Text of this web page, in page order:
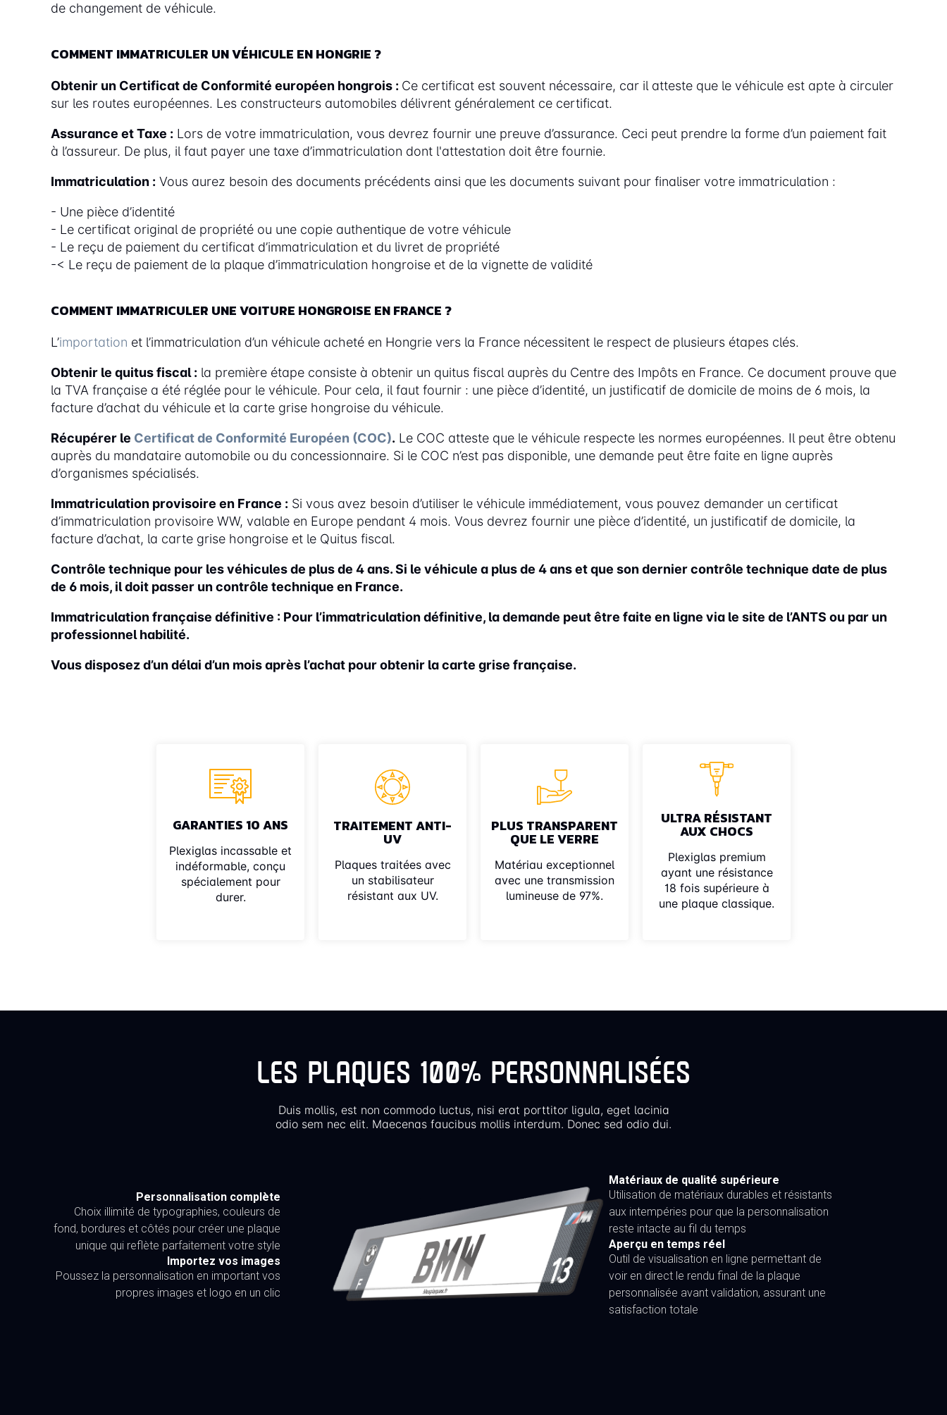
de changement de véhicule.
COMMENT IMMATRICULER UN VÉHICULE EN HONGRIE ?
Obtenir un Certificat de Conformité européen hongrois : Ce certificat est souvent nécessaire, car il atteste que le véhicule est apte à circuler
sur les routes européennes. Les constructeurs automobiles délivrent généralement ce certificat.
Assurance et Taxe : Lors de votre immatriculation, vous devrez fournir une preuve d’assurance. Ceci peut prendre la forme d’un paiement fait
à l’assureur. De plus, il faut payer une taxe d’immatriculation dont l'attestation doit être fournie.
Immatriculation : Vous aurez besoin des documents précédents ainsi que les documents suivant pour finaliser votre immatriculation :
- Une pièce d’identité
- Le certificat original de propriété ou une copie authentique de votre véhicule
- Le reçu de paiement du certificat d’immatriculation et du livret de propriété
-< Le reçu de paiement de la plaque d’immatriculation hongroise et de la vignette de validité
COMMENT IMMATRICULER UNE VOITURE HONGROISE EN FRANCE ?
L’importation et l’immatriculation d’un véhicule acheté en Hongrie vers la France nécessitent le respect de plusieurs étapes clés.
Obtenir le quitus fiscal : la première étape consiste à obtenir un quitus fiscal auprès du Centre des Impôts en France. Ce document prouve que
la TVA française a été réglée pour le véhicule. Pour cela, il faut fournir : une pièce d’identité, un justificatif de domicile de moins de 6 mois, la
facture d’achat du véhicule et la carte grise hongroise du véhicule.
Récupérer le Certificat de Conformité Européen (COC). Le COC atteste que le véhicule respecte les normes européennes. Il peut être obtenu
auprès du mandataire automobile ou du concessionnaire. Si le COC n’est pas disponible, une demande peut être faite en ligne auprès
d’organismes spécialisés.
Immatriculation provisoire en France : Si vous avez besoin d’utiliser le véhicule immédiatement, vous pouvez demander un certificat
d’immatriculation provisoire WW, valable en Europe pendant 4 mois. Vous devrez fournir une pièce d’identité, un justificatif de domicile, la
facture d’achat, la carte grise hongroise et le Quitus fiscal.
Contrôle technique pour les véhicules de plus de 4 ans. Si le véhicule a plus de 4 ans et que son dernier contrôle technique date de plus
de 6 mois, il doit passer un contrôle technique en France.
Immatriculation française définitive : Pour l’immatriculation définitive, la demande peut être faite en ligne via le site de l’ANTS ou par un
professionnel habilité.
Vous disposez d’un délai d’un mois après l’achat pour obtenir la carte grise française.
GARANTIES 10 ANS
Plexiglas incassable et
indéformable, conçu
spécialement pour
durer.
TRAITEMENT ANTI-
UV
Plaques traitées avec
un stabilisateur
résistant aux UV.
PLUS TRANSPARENT
QUE LE VERRE
Matériau exceptionnel
avec une transmission
lumineuse de 97%.
ULTRA RÉSISTANT
AUX CHOCS
Plexiglas premium
ayant une résistance
18 fois supérieure à
une plaque classique.
LES PLAQUES 100% PERSONNALISÉES
Duis mollis, est non commodo luctus, nisi erat porttitor ligula, eget lacinia
odio sem nec elit. Maecenas faucibus mollis interdum. Donec sed odio dui.
Personnalisation complète
Choix illimité de typographies, couleurs de
fond, bordures et côtés pour créer une plaque
unique qui reflète parfaitement votre style
Importez vos images
Poussez la personnalisation en important vos
propres images et logo en un clic
Matériaux de qualité supérieure
Utilisation de matériaux durables et résistants
aux intempéries pour que la personnalisation
reste intacte au fil du temps
Aperçu en temps réel
Outil de visualisation en ligne permettant de
voir en direct le rendu final de la plaque
personnalisée avant validation, assurant une
satisfaction totale